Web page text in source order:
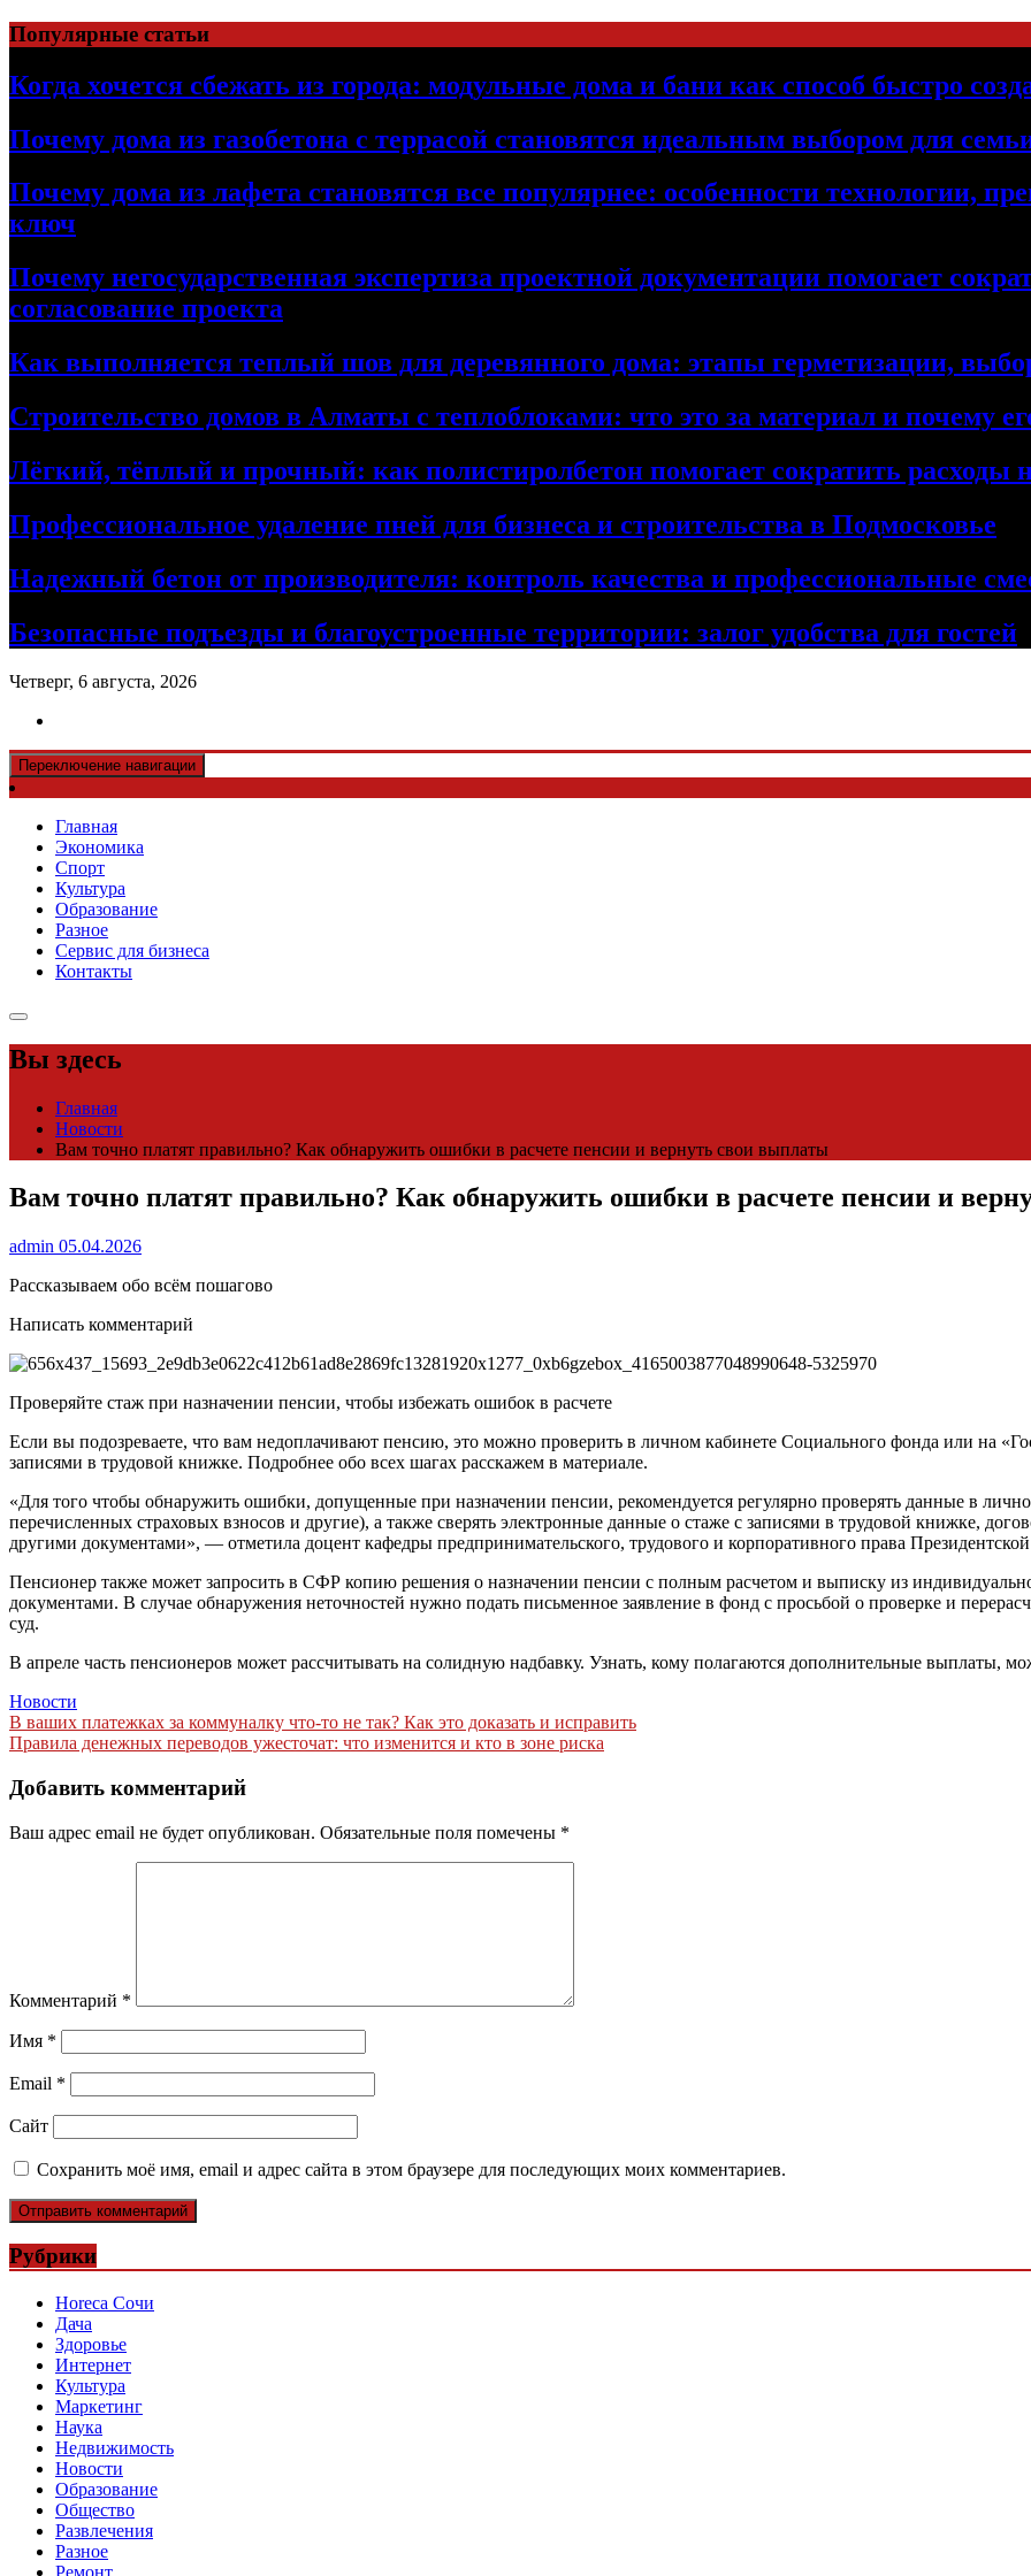
Перейти
к
содержимому
Популярные статьи
Когда хочется сбежать из города: модульные дома и бани как способ быстро
Почему дома из газобетона с террасой становятся идеальным выбором для
Почему дома из лафета становятся все популярнее: особенности технологии,
ключ
Почему негосударственная экспертиза проектной документации помогает
согласование проекта
Как выполняется теплый шов для деревянного дома: этапы герметизации,
Строительство домов в Алматы с теплоблоками: что это за материал и почему
Лёгкий, тёплый и прочный: как полистиролбетон помогает сократить расходы
Профессиональное удаление пней для бизнеса и строительства в Подмосковье
Надежный бетон от производителя: контроль качества и профессиональные
Безопасные подъезды и благоустроенные территории: залог удобства для гостей
Четверг, 6 августа, 2026
Переключение навигации
Главная
Экономика
Спорт
Культура
Образование
Разное
Сервис для бизнеса
Контакты
Вы здесь
Главная
Новости
Вам точно платят правильно? Как обнаружить ошибки в расчете пенсии и вернуть свои выплаты
Вам точно платят правильно? Как обнаружить ошибки в расчете пенсии и
admin 05.04.2026
Рассказываем обо всём пошагово
Написать комментарий
Проверяйте стаж при назначении пенсии, чтобы избежать ошибок в расчете
Если вы подозреваете, что вам недоплачивают пенсию, это можно проверить в личном кабинете Социального фонда или на
записями в трудовой книжке. Подробнее обо всех шагах расскажем в материале.
«Для того чтобы обнаружить ошибки, допущенные при назначении пенсии, рекомендуется регулярно проверять данные в
перечисленных страховых взносов и другие), а также сверять электронные данные о стаже с записями в трудовой книжке,
другими документами», — отметила доцент кафедры предпринимательского, трудового и корпоративного права
Пенсионер также может запросить в СФР копию решения о назначении пенсии с полным расчетом и выписку из
документами. В случае обнаружения неточностей нужно подать письменное заявление в фонд с просьбой о проверке и
суд.
В апреле часть пенсионеров может рассчитывать на солидную надбавку. Узнать, кому полагаются дополнительные выплаты,
Новости
Навигация
по
записям
В ваших платежках за коммуналку что-то не так? Как это доказать и исправить
Правила денежных переводов ужесточат: что изменится и кто в зоне риска
Добавить комментарий
Ваш адрес email не будет опубликован. Обязательные поля помечены *
Комментарий *
Имя *
Email *
Сайт
Сохранить моё имя, email и адрес сайта в этом браузере для последующих моих комментариев.
Рубрики
Horeca Сочи
Дача
Здоровье
Интернет
Культура
Маркетинг
Наука
Недвижимость
Новости
Образование
Общество
Развлечения
Разное